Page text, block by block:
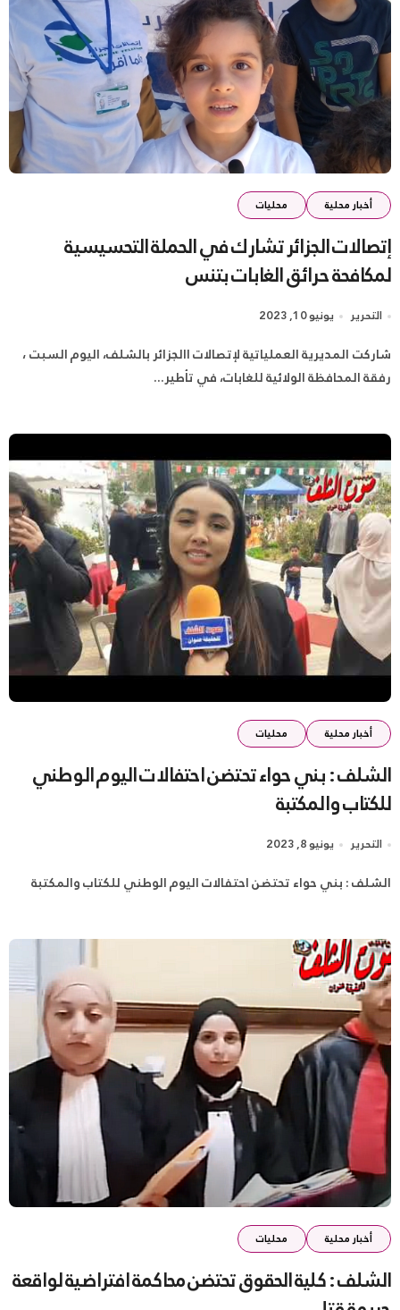
أخبار محلية محليات
إتصالات الجزائر تشارك في الحملة التحسيسية
لمكافحة حرائق الغابات بتنس
التحرير يونيو 10, 2023
شاركت المديرية العملياتية لإتصالات االجزائر بالشلف، اليوم السبت ،
رفقة المحافظة الولائية للغابات، في تأطير...
أخبار محلية محليات
الشلف : بني حواء تحتضن احتفالات اليوم الوطني
للكتاب والمكتبة
التحرير يونيو 8, 2023
الشلف : بني حواء تحتضن احتفالات اليوم الوطني للكتاب والمكتبة
أخبار محلية محليات
الشلف : كلية الحقوق تحتضن محاكمة افتراضية لواقعة